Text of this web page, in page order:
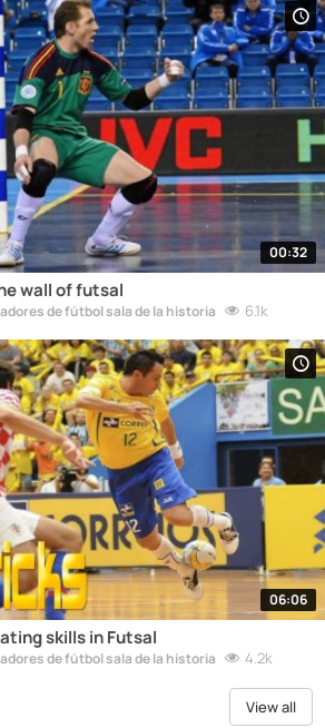
00:32
wall of futsal
de fútbol sala de la historia 6.1k
06:06
skills in Futsal
de fútbol sala de la historia 4.2k
View all